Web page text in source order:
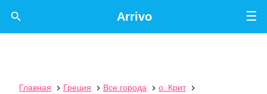
☰
Arrivo

Главная  Греция  Все города  о. Крит
